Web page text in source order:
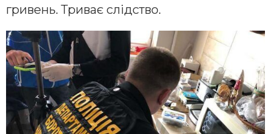
гривень. Триває слідство.